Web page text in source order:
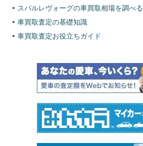
スバルレヴォーグの車買取相場を調べる
車買取査定の基礎知識
車買取査定お役立ちガイド